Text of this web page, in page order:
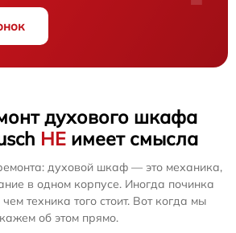
духового шкафа
НЕ имеет смысла
духовой шкаф — это механика,
в одном корпусе. Иногда починка
техника того стоит. Вот когда мы
об этом прямо.